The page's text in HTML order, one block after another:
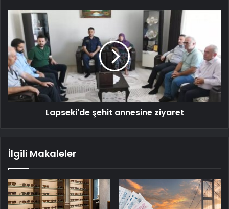
Lapseki'de şehit annesine ziyaret
İlgili Makaleler